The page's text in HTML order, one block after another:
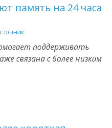
память на 24 часа
поддерживать
связана с более низким